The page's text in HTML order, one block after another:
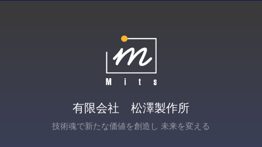
有限会社 松澤製作所
技術魂で新たな価値を創造し 未来を変える